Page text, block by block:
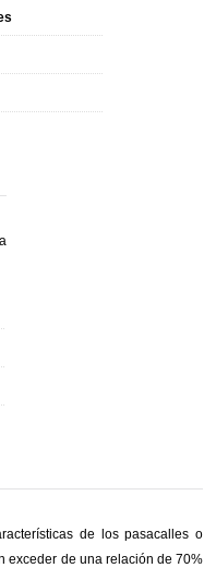
de los pasacalles o
exceder de una relación de 70%